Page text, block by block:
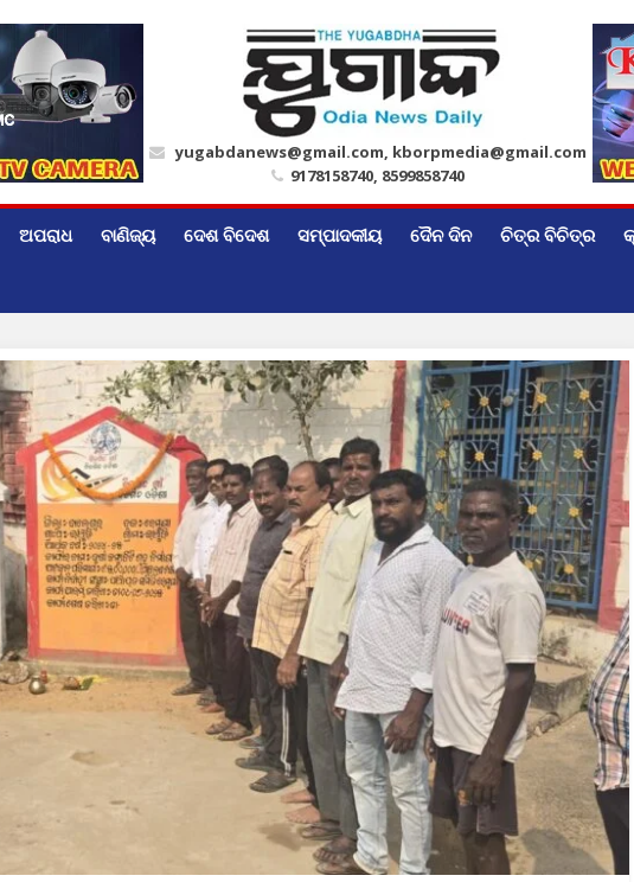
yugabdanews@gmail.com, kborpmedia@gmail.com
9178158740, 8599858740
ଅପରାଧ ବାଣିଜ୍ୟ ଦେଶ ବିଦେଶ ସମ୍ପାଦକୀୟ ଦୈନ ଦିନ ଚିତ୍ର ବିଚିତ୍ର